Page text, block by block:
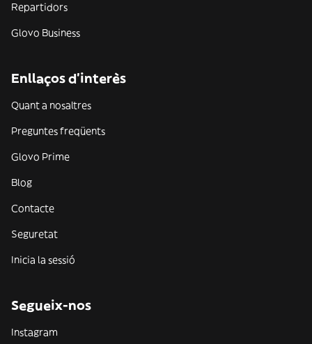
Repartidors
Glovo Business
Enllaços d'interès
Quant a nosaltres
Preguntes freqüents
Glovo Prime
Blog
Contacte
Seguretat
Inicia la sessió
Segueix-nos
Instagram